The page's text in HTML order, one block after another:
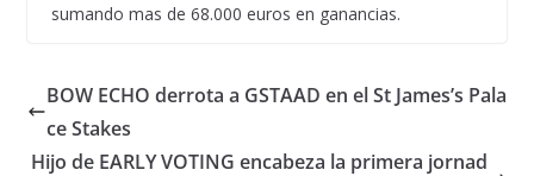
sumando mas de 68.000 euros en ganancias.
BOW ECHO derrota a GSTAAD en el St James’s Pala
ce Stakes
Hijo de EARLY VOTING encabeza la primera jornad